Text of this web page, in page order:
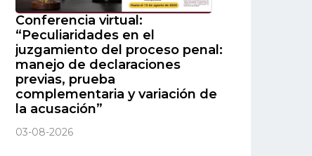
Conferencia virtual:
“Peculiaridades en el
juzgamiento del proceso penal:
manejo de declaraciones
previas, prueba
complementaria y variación de
la acusación”
03-08-2026